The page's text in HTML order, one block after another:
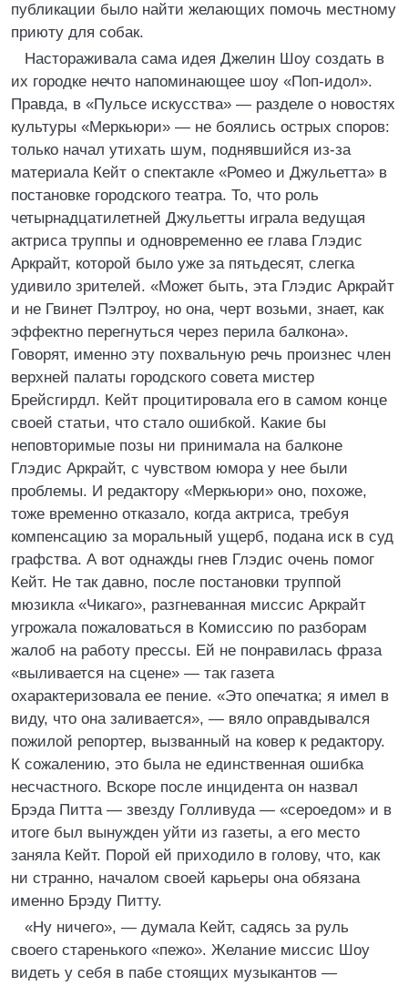
публикации было найти желающих помочь местному
приюту для собак.
Настораживала сама идея Джелин Шоу создать в
их городке нечто напоминающее шоу «Поп-идол».
Правда, в «Пульсе искусства» — разделе о новостях
культуры «Меркьюри» — не боялись острых споров:
только начал утихать шум, поднявшийся из-за
материала Кейт о спектакле «Ромео и Джульетта» в
постановке городского театра. То, что роль
четырнадцатилетней Джульетты играла ведущая
актриса труппы и одновременно ее глава Глэдис
Аркрайт, которой было уже за пятьдесят, слегка
удивило зрителей. «Может быть, эта Глэдис Аркрайт
и не Гвинет Пэлтроу, но она, черт возьми, знает, как
эффектно перегнуться через перила балкона».
Говорят, именно эту похвальную речь произнес член
верхней палаты городского совета мистер
Брейсгирдл. Кейт процитировала его в самом конце
своей статьи, что стало ошибкой. Какие бы
неповторимые позы ни принимала на балконе
Глэдис Аркрайт, с чувством юмора у нее были
проблемы. И редактору «Меркьюри» оно, похоже,
тоже временно отказало, когда актриса, требуя
компенсацию за моральный ущерб, подана иск в суд
графства. А вот однажды гнев Глэдис очень помог
Кейт. Не так давно, после постановки труппой
мюзикла «Чикаго», разгневанная миссис Аркрайт
угрожала пожаловаться в Комиссию по разборам
жалоб на работу прессы. Ей не понравилась фраза
«выливается на сцене» — так газета
охарактеризовала ее пение. «Это опечатка; я имел в
виду, что она заливается», — вяло оправдывался
пожилой репортер, вызванный на ковер к редактору.
К сожалению, это была не единственная ошибка
несчастного. Вскоре после инцидента он назвал
Брэда Питта — звезду Голливуда — «сероедом» и в
итоге был вынужден уйти из газеты, а его место
заняла Кейт. Порой ей приходило в голову, что, как
ни странно, началом своей карьеры она обязана
именно Брэду Питту.
«Ну ничего», — думала Кейт, садясь за руль
своего старенького «пежо». Желание миссис Шоу
видеть у себя в пабе стоящих музыкантов —